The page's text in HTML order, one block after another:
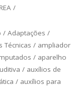
REA/
/Adaptações /
Técnicas / ampliador
/ aparelho
/ auxílios de
/ auxílios para